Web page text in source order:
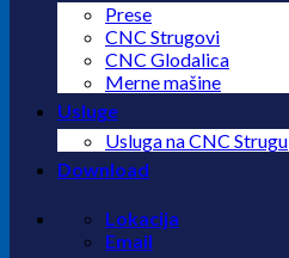
Prese
CNC Strugovi
CNC Glodalica
Merne mašine
Usluge
Usluga na CNC Strugu
Download
Lokacija
Email